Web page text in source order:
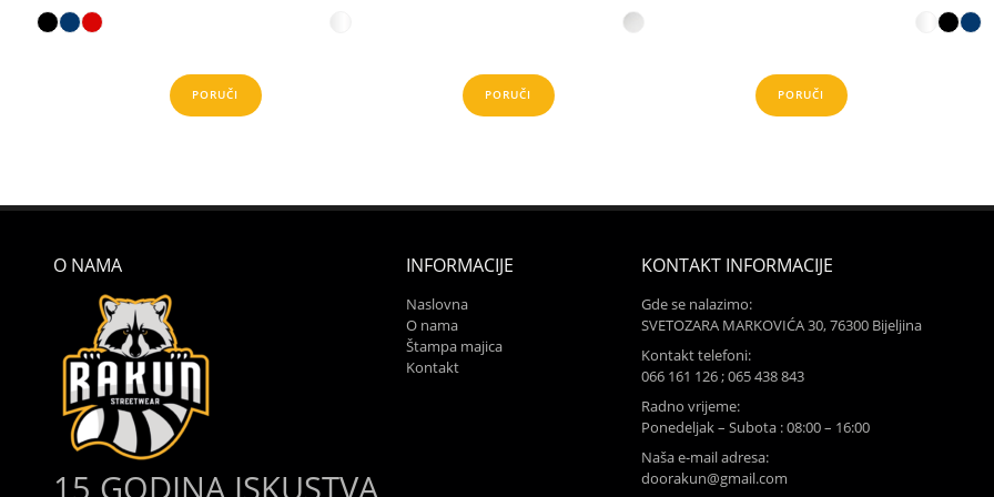
PORUČI PORUČI PORUČI
O NAMA
15 GODINA ISKUSTVA
INFORMACIJE
Naslovna
O nama
Štampa majica
Kontakt
KONTAKT INFORMACIJE
Gde se nalazimo:
SVETOZARA MARKOVIĆA 30, 76300 Bijeljina
Kontakt telefoni:
066 161 126 ; 065 438 843
Radno vrijeme:
Ponedeljak – Subota : 08:00 – 16:00
Naša e-mail adresa:
doorakun@gmail.com